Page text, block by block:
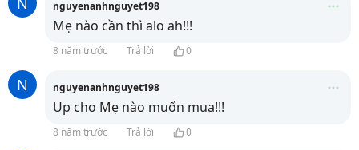
nguyenanhnguyet198
Mẹ nào cần thì alo ah!!!
8 năm trước Trả lời 0
N nguyenanhnguyet198
Up cho Mẹ nào muốn mua!!!
8 năm trước Trả lời 0